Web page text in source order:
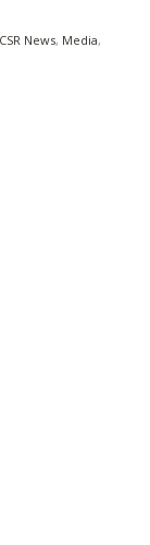
CSR News, Media,